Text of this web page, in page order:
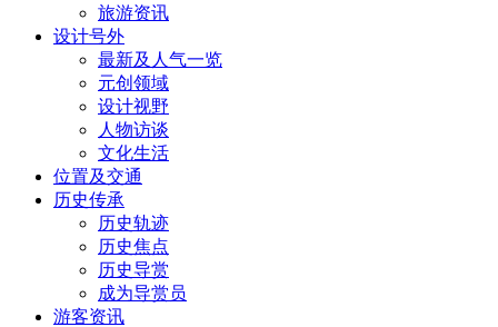
旅游资讯
设计号外
最新及人气一览
元创领域
设计视野
人物访谈
文化生活
位置及交通
历史传承
历史轨迹
历史焦点
历史导赏
成为导赏员
游客资讯